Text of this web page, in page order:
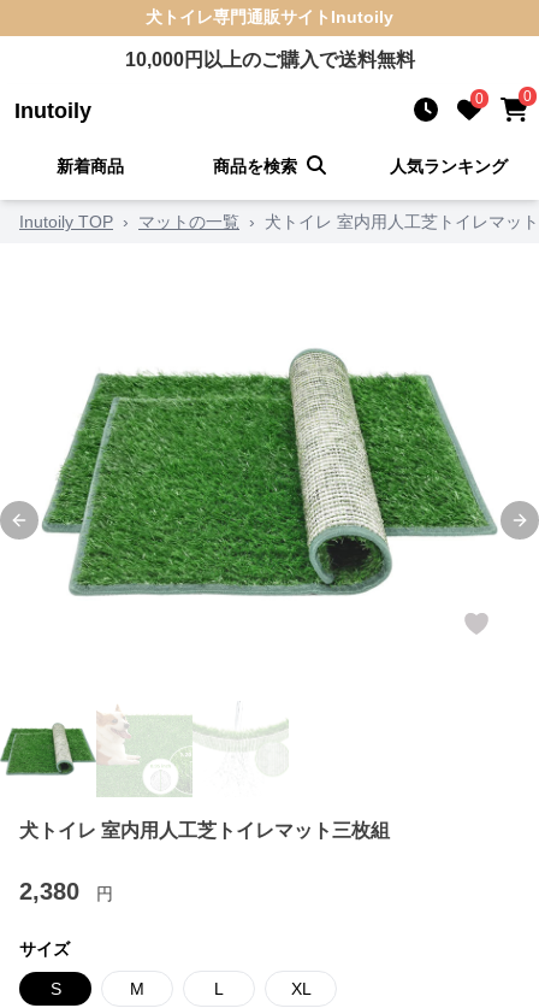
犬トイレ専門通販サイト Inutoily
10,000円以上のご購入で送料無料
Inutoily 0 0
新着商品 商品を検索 人気ランキング
Inutoily TOP › マットの一覧 › 犬トイレ 室内用人工芝トイレマッ
Previous slide
犬トイレ 室内用人工芝トイレマット三枚組
2,380 円
サイズ
S M L XL